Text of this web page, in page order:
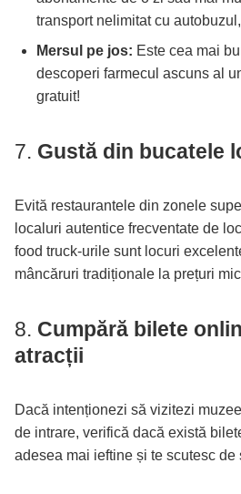
transport nelimitat cu
Mersul pe jos: Este cea mai
descoperi farmecul ascuns al
gratuit!
7. Gustă din bucatele
Evită restaurantele din zonele
localuri autentice frecventate de
food truck-urile sunt locuri
mâncăruri tradiționale la prețuri
8. Cumpără bilete
atracții
Dacă intenționezi să vizitezi
de intrare, verifică dacă există
adesea mai ieftine și te scutesc de